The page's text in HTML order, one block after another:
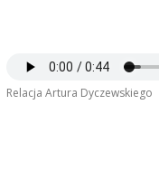
Relacja Artura Dyczewskiego